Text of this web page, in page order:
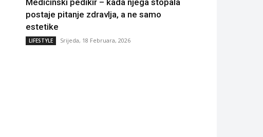
Medicinski pedikir – kada njega stopala
postaje pitanje zdravlja, a ne samo
estetike
LIFESTYLE Srijeda, 18 Februara, 2026